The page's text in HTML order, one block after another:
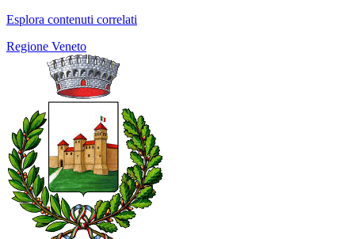
Esplora contenuti correlati
Regione Veneto